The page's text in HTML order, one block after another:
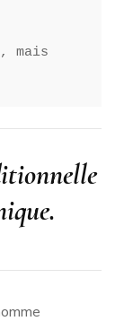
mais